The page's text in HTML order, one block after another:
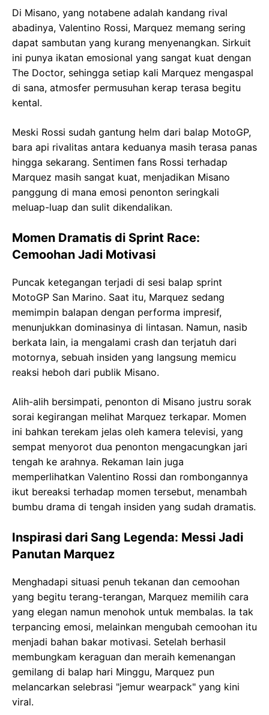
Di Misano, yang notabene adalah kandang rival
abadinya, Valentino Rossi, Marquez memang sering
dapat sambutan yang kurang menyenangkan. Sirkuit
ini punya ikatan emosional yang sangat kuat dengan
The Doctor, sehingga setiap kali Marquez mengaspal
di sana, atmosfer permusuhan kerap terasa begitu
kental.
Meski Rossi sudah gantung helm dari balap MotoGP,
bara api rivalitas antara keduanya masih terasa panas
hingga sekarang. Sentimen fans Rossi terhadap
Marquez masih sangat kuat, menjadikan Misano
panggung di mana emosi penonton seringkali
meluap-luap dan sulit dikendalikan.
Momen Dramatis di Sprint Race:
Cemoohan Jadi Motivasi
Puncak ketegangan terjadi di sesi balap sprint
MotoGP San Marino. Saat itu, Marquez sedang
memimpin balapan dengan performa impresif,
menunjukkan dominasinya di lintasan. Namun, nasib
berkata lain, ia mengalami crash dan terjatuh dari
motornya, sebuah insiden yang langsung memicu
reaksi heboh dari publik Misano.
Alih-alih bersimpati, penonton di Misano justru sorak
sorai kegirangan melihat Marquez terkapar. Momen
ini bahkan terekam jelas oleh kamera televisi, yang
sempat menyorot dua penonton mengacungkan jari
tengah ke arahnya. Rekaman lain juga
memperlihatkan Valentino Rossi dan rombongannya
ikut bereaksi terhadap momen tersebut, menambah
bumbu drama di tengah insiden yang sudah dramatis.
Inspirasi dari Sang Legenda: Messi Jadi
Panutan Marquez
Menghadapi situasi penuh tekanan dan cemoohan
yang begitu terang-terangan, Marquez memilih cara
yang elegan namun menohok untuk membalas. Ia tak
terpancing emosi, melainkan mengubah cemoohan itu
menjadi bahan bakar motivasi. Setelah berhasil
membungkam keraguan dan meraih kemenangan
gemilang di balap hari Minggu, Marquez pun
melancarkan selebrasi "jemur wearpack" yang kini
viral.